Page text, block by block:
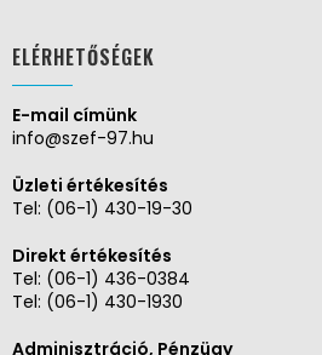
ELÉRHETŐSÉGEK
E-mail címünk
info@szef-97.hu
Üzleti értékesítés
Tel: (06-1) 430-19-30
Direkt értékesítés
Tel: (06-1) 436-0384
Tel: (06-1) 430-1930
Adminisztráció, Pénzügy